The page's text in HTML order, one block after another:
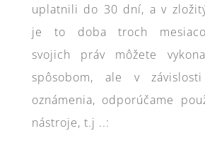
uplatnili do 30 dní, a v
je to doba troch
svojich práv môžete
spôsobom, ale v
oznámenia, odporúčame
nástroje, t.j ..: